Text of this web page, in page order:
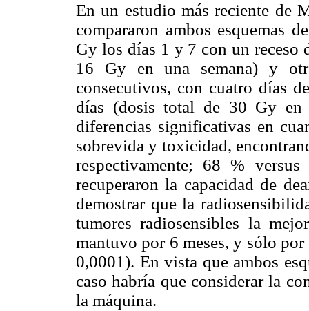
En un estudio más reciente de
compararon ambos esquemas
Gy los días 1 y 7 con un receso
16 Gy en una semana) y
consecutivos, con cuatro días
días (dosis total de 30 Gy en
diferencias significativas en
sobrevida y toxicidad,
respectivamente; 68 %
recuperaron la capacidad de
demostrar que la
tumores radiosensibles la
mantuvo por 6 meses, y sólo
0,0001). En vista que ambos
caso habría que considerar la
la máquina.